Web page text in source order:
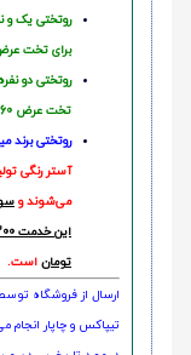
روتختی یک و
برای تخت عرض
روتختی دو
تخت عرض 160
روتختی‌برند
آستر رنگی
می‌شوند و
تومان است.
ارسال از فروشگاه
تیپاکس و چاپار انجام